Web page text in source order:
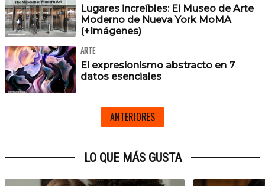
Lugares increíbles: El Museo de Arte
Moderno de Nueva York MoMA
(+Imágenes)
ARTE
El expresionismo abstracto en 7
datos esenciales
ANTERIORES
LO QUE MÁS GUSTA